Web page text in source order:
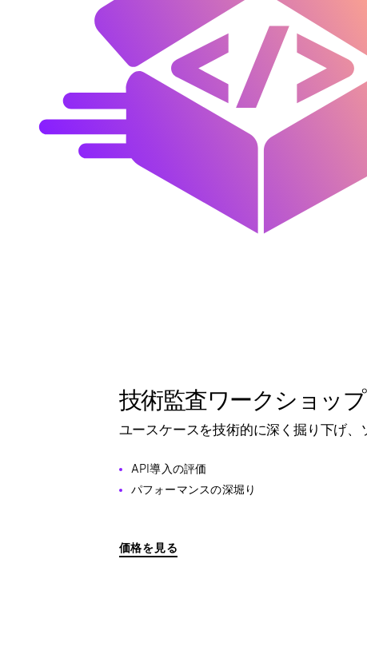
技術監査ワークショップ
ユースケースを技術的に深く掘り下げ、
API導入の評価
パフォーマンスの深堀り
価格を見る